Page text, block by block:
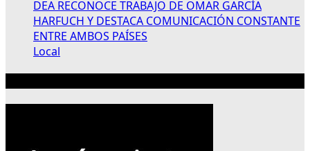
DEA RECONOCE TRABAJO DE OMAR GARCÍA
HARFUCH Y DESTACA COMUNICACIÓN CONSTANTE
ENTRE AMBOS PAÍSES
Local